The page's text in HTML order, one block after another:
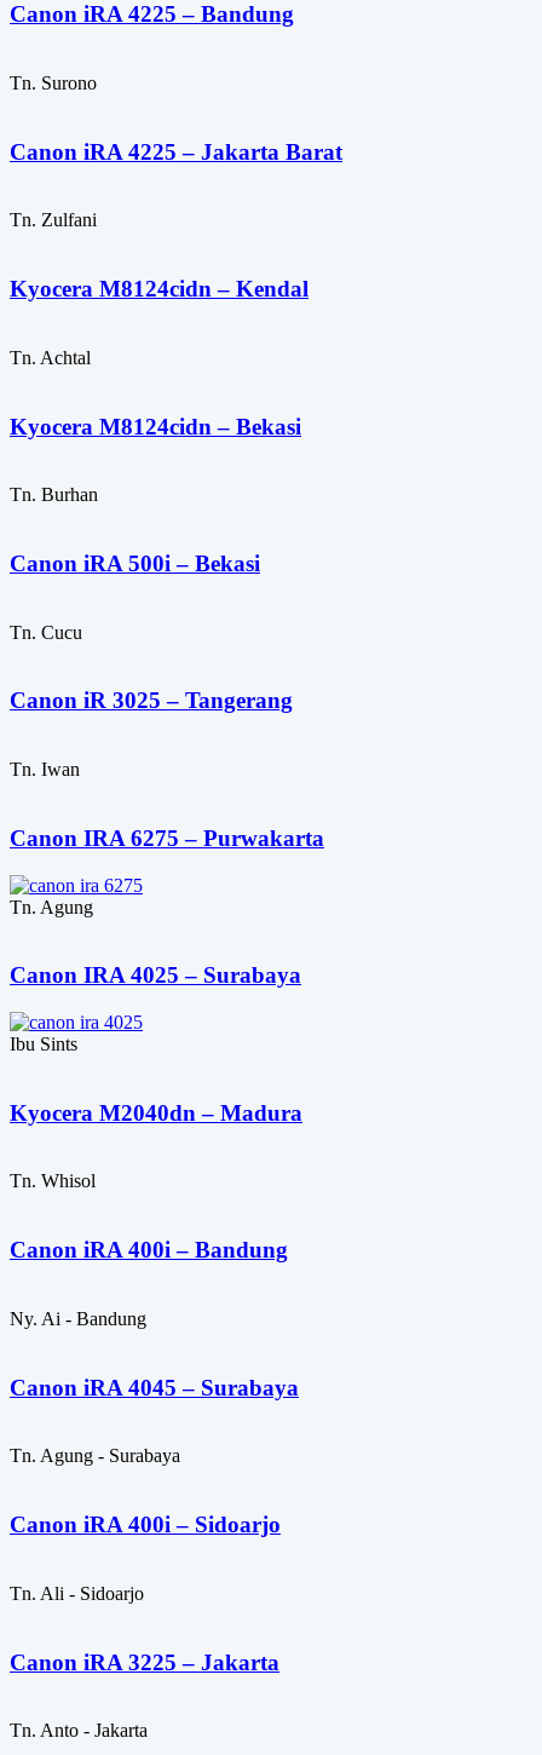
Canon iRA 4225 – Bandung
Tn. Surono
Canon iRA 4225 – Jakarta Barat
Tn. Zulfani
Kyocera M8124cidn – Kendal
Tn. Achtal
Kyocera M8124cidn – Bekasi
Tn. Burhan
Canon iRA 500i – Bekasi
Tn. Cucu
Canon iR 3025 – Tangerang
Tn. Iwan
Canon IRA 6275 – Purwakarta
Tn. Agung
Canon IRA 4025 – Surabaya
Ibu Sints
Kyocera M2040dn – Madura
Tn. Whisol
Canon iRA 400i – Bandung
Ny. Ai - Bandung
Canon iRA 4045 – Surabaya
Tn. Agung - Surabaya
Canon iRA 400i – Sidoarjo
Tn. Ali - Sidoarjo
Canon iRA 3225 – Jakarta
Tn. Anto - Jakarta